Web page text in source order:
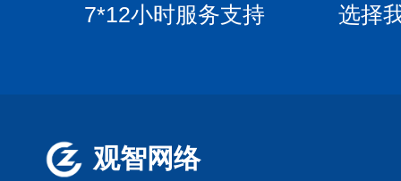
7*12小时服务支持 选择
观智网络